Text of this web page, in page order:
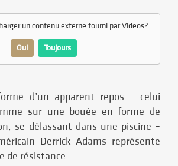
un contenu externe fourni parVideos?
Oui Toujours
d’un apparent repos – celui
sur une bouée en forme de
se délassant dans une piscine –
Derrick Adams représente
de résistance.